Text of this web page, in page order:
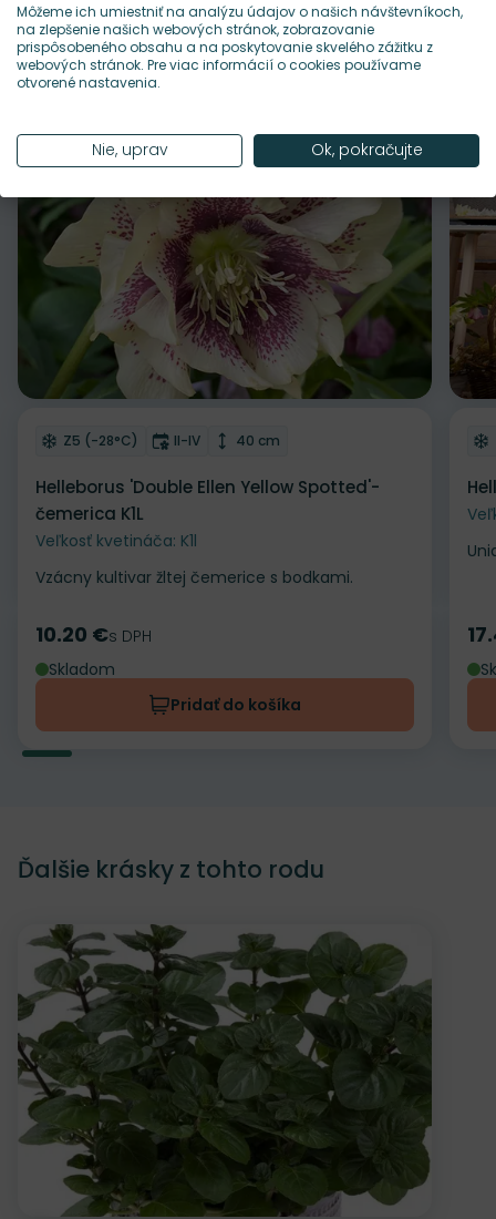
Pekne sa dopĺňajú s
Odober do zoznamu želaní
Mrazuvzdornosť
Z5 (-28°C) Doba kvitnutia
II-IV Výška rastliny
40 cm
Helleborus 'Double Ellen Yellow Spotted'-
čemerica K1L
Veľkosť kvetináča: K1l
Vzácny kultivar žltej čemerice s bodkami.
Cena
10.20 €s DPH
Skladom
Pridať do košíka
Ďalšie krásky z tohto rodu
Môžeme ich umiestniť na analýzu údajov o našich návštevníkoch,
na zlepšenie našich webových stránok, zobrazovanie
prispôsobeného obsahu a na poskytovanie skvelého zážitku z
webových stránok. Pre viac informácií o cookies používame
otvorené nastavenia.
Nie, uprav Ok, pokračujte